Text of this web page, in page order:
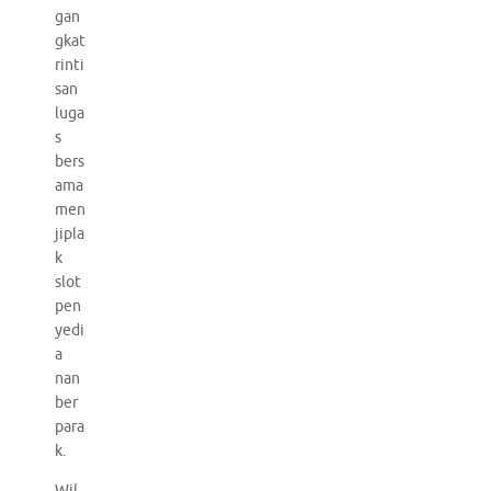
gan
gkat
rinti
san
luga
s
bers
ama
men
jipla
k
slot
pen
yedi
a
nan
ber
para
k.